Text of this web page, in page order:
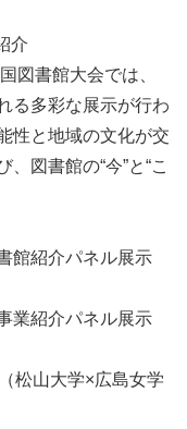
介
図書館大会では、
る多彩な展示が行わ
性と地域の文化が交
図書館の“今”と“こ
館紹介パネル展示
業紹介パネル展示
松山大学×広島女学